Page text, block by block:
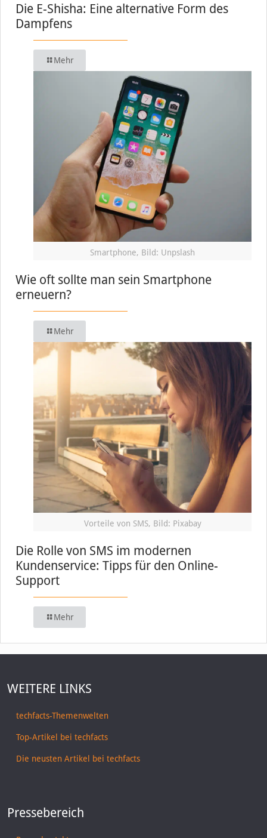
Die E-Shisha: Eine alternative Form des
Dampfens
Mehr
Smartphone, Bild: Unpslash
Wie oft sollte man sein Smartphone
erneuern?
Mehr
Vorteile von SMS, Bild: Pixabay
Die Rolle von SMS im modernen
Kundenservice: Tipps für den Online-
Support
Mehr
WEITERE LINKS
techfacts-Themenwelten
Top-Artikel bei techfacts
Die neusten Artikel bei techfacts
Pressebereich